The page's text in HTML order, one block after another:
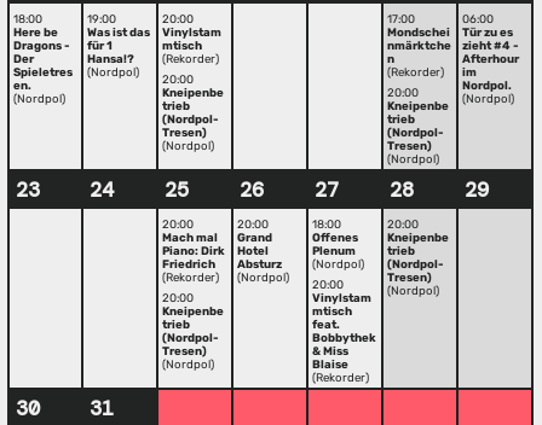
18:00
Here be
Dragons -
Der
Spieletres
en.
(Nordpol)
19:00
Was ist das
für 1
Hansa!?
(Nordpol)
20:00
Vinylstam
mtisch
(Rekorder)
20:00
Kneipenbe
trieb
(Nordpol-
Tresen)
(Nordpol)
17:00
Mondschei
nmärktche
n
(Rekorder)
20:00
Kneipenbe
trieb
(Nordpol-
Tresen)
(Nordpol)
06:00
Tür zu es
zieht #4 -
Afterhour
im
Nordpol.
(Nordpol)
23 24 25
20:00
Mach mal
Piano: Dirk
Friedrich
(Rekorder)
20:00
Kneipenbe
trieb
(Nordpol-
Tresen)
(Nordpol)
26
20:00
Grand
Hotel
Absturz
(Nordpol)
27
18:00
Offenes
Plenum
(Nordpol)
20:00
Vinylstam
mtisch
feat.
Bobbythek
& Miss
Blaise
(Rekorder)
28
20:00
Kneipenbe
trieb
(Nordpol-
Tresen)
(Nordpol)
29
30 31